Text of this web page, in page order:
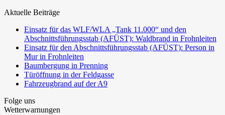
Aktuelle Beiträge
Einsatz für das WLF/WLA „Tank 11.000“ und den
Abschnittsführungsstab (AFÜST): Waldbrand in Frohnleiten
Einsatz für den Abschnittsführungsstab (AFÜST): Person in
Mur in Frohnleiten
Baumbergung in Prenning
Türöffnung in der Feldgasse
Fahrzeugbrand auf der A9
Folge uns
Wetterwarnungen